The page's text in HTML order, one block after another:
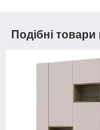
Подібні товари